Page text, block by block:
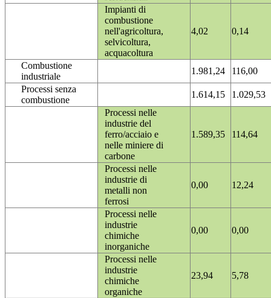
Impianti di
combustione
nell'agricoltura,
selvicoltura,
acquacoltura
4,02 0,14
Combustione
industriale
1.981,24
116,00
Processi senza
combustione
1.614,15
1.029,53
Processi nelle
industrie del
ferro/acciaio e
nelle miniere di
carbone
1.589,35 114,64
Processi nelle
industrie di
metalli non
ferrosi
0,00 12,24
Processi nelle
industrie
chimiche
inorganiche
0,00 0,00
Processi nelle
industrie
chimiche
organiche
23,94 5,78